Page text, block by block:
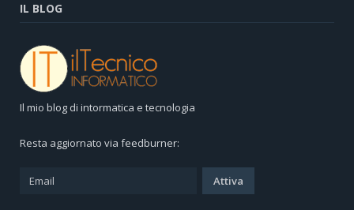
IL BLOG
Il mio blog di intormatica e tecnologia
Resta aggiornato via feedburner: